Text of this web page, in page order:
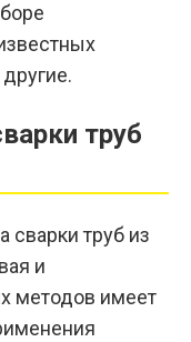
другие.
труб
сварки труб из
и
методов имеет